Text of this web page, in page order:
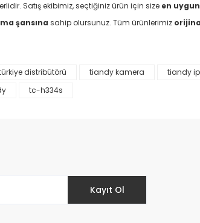
Satış ekibimiz, seçtiğiniz ürün için size en
şansına sahip olursunuz. Tüm ürünlerimiz
yetersiz gördüğünüz noktaları öneri
distribütörü tiandy kamera tiandy
tc-h334s
Kayıt Ol